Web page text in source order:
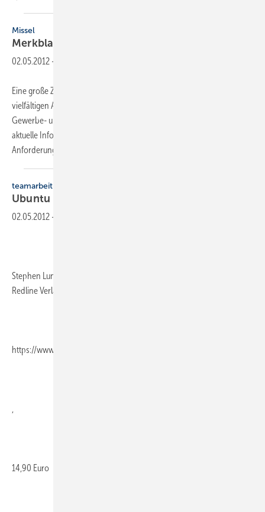
Missel
Merkblatt
02.05.2012 -
Eine große Zahl von Normen und Regelwerken beschreibt die
vielfältigen Anforderungen an den Schallschutz im Wohnungs-,
Gewerbe- und Industriebau. Das Missel-Merkblatt Schallschutz bietet
aktuelle Informationen über die Regelwerke zu den akustischen
Anforderungen bei
teamarbeit
Ubuntu
02.05.2012 -
Stephen Lundin/Bob Nelson, 155 Seiten, ISBN 978-3-86881-200-8,
Redline Verlag,
https://www.m-vg.de/redline/shop/home/
14,90 Euro